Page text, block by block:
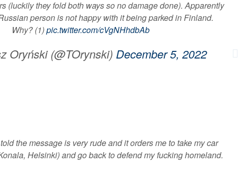
(luckily they fold both ways so no damage done). Apparently
person is not happy with it being parked in Finland.
Why? (1)pic.twitter.com/cVgNHhdbAb
Oryński (@TOrynski) December 5, 2022
the message is very rude and it orders me to take my car
Helsinki) and go back to defend my fucking homeland.